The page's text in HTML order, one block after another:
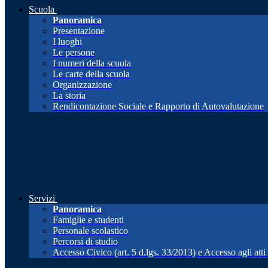
Scuola
Panoramica
Presentazione
I luoghi
Le persone
I numeri della scuola
Le carte della scuola
Organizzazione
La storia
Rendicontazione Sociale e Rapporto di Autovalutazione
Servizi
Panoramica
Famiglie e studenti
Personale scolastico
Percorsi di studio
Accesso Civico (art. 5 d.lgs. 33/2013) e Accesso agli